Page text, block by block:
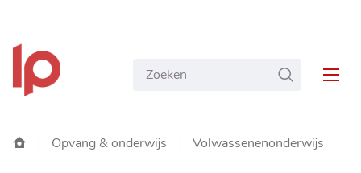
Gemeente
Langemark-
Poelkapelle
Wat
zoekt
ZOEKEN
Startpagina
Opvang & onderwijs Volwassenenonderwijs